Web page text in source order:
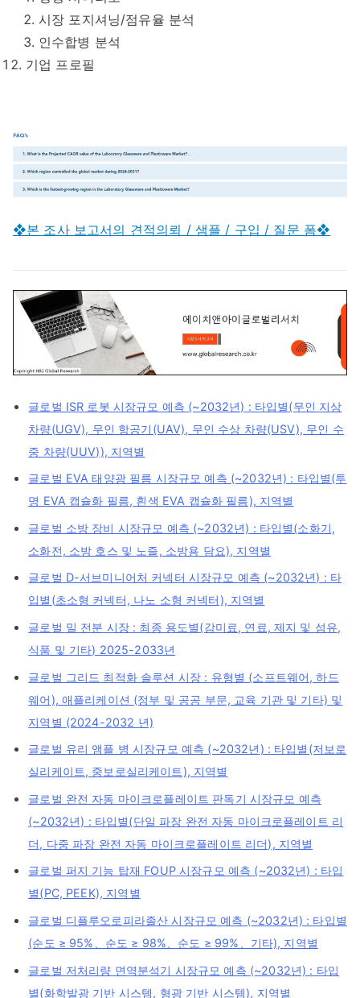
시장 포지셔닝/점유율 분석
인수합병 분석
기업 프로필
❖본 조사 보고서의 견적의뢰 / 샘플 / 구입 / 질문 폼❖
글로벌 ISR 로봇 시장규모 예측 (~2032년) : 타입별(무인 지상
차량(UGV), 무인 항공기(UAV), 무인 수상 차량(USV), 무인 수
중 차량(UUV)), 지역별
글로벌 EVA 태양광 필름 시장규모 예측 (~2032년) : 타입별(투
명 EVA 캡슐화 필름, 흰색 EVA 캡슐화 필름), 지역별
글로벌 소방 장비 시장규모 예측 (~2032년) : 타입별(소화기,
소화전, 소방 호스 및 노즐, 소방용 담요), 지역별
글로벌 D-서브미니어처 커넥터 시장규모 예측 (~2032년) : 타
입별(초소형 커넥터, 나노 소형 커넥터), 지역별
글로벌 밀 전분 시장 : 최종 용도별(감미료, 연료, 제지 및 섬유,
식품 및 기타) 2025-2033년
글로벌 그리드 최적화 솔루션 시장 : 유형별 (소프트웨어, 하드
웨어), 애플리케이션 (정부 및 공공 부문, 교육 기관 및 기타) 및
지역별 (2024-2032 년)
글로벌 유리 앰플 병 시장규모 예측 (~2032년) : 타입별(저보로
실리케이트, 중보로실리케이트), 지역별
글로벌 완전 자동 마이크로플레이트 판독기 시장규모 예측
(~2032년) : 타입별(단일 파장 완전 자동 마이크로플레이트 리
더, 다중 파장 완전 자동 마이크로플레이트 리더), 지역별
글로벌 퍼지 기능 탑재 FOUP 시장규모 예측 (~2032년) : 타입
별(PC, PEEK), 지역별
글로벌 디플루오로피라졸산 시장규모 예측 (~2032년) : 타입별
(순도 ≥ 95%、순도 ≥ 98%、순도 ≥ 99%、기타), 지역별
글로벌 저처리량 면역분석기 시장규모 예측 (~2032년) : 타입
별(화학발광 기반 시스템, 형광 기반 시스템), 지역별